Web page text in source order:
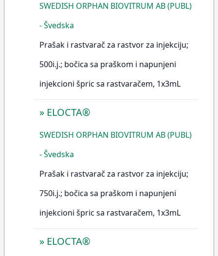
SWEDISH ORPHAN BIOVITRUM AB (PUBL)
- Švedska
Prašak i rastvarač za rastvor za injekciju;
500i.j.; bočica sa praškom i napunjeni
injekcioni špric sa rastvaračem, 1x3mL
» ELOCTA®
SWEDISH ORPHAN BIOVITRUM AB (PUBL)
- Švedska
Prašak i rastvarač za rastvor za injekciju;
750i.j.; bočica sa praškom i napunjeni
injekcioni špric sa rastvaračem, 1x3mL
» ELOCTA®